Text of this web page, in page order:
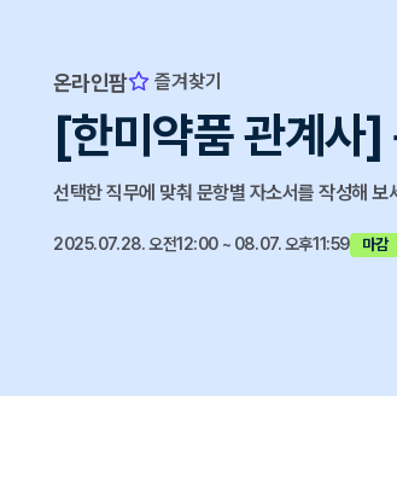
온라인팜 즐겨찾기
[한미약품 관계사
선택한 직무에 맞춰 문항별 자소서를 작성해 보
2025.07.28. 오전12:00 ~ 08.07. 오후11:59 마감